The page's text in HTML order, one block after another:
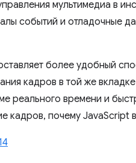
мультимедиа в
событий и отладочные
более удобный
кадров в той же
реального времени и
кадров, почему